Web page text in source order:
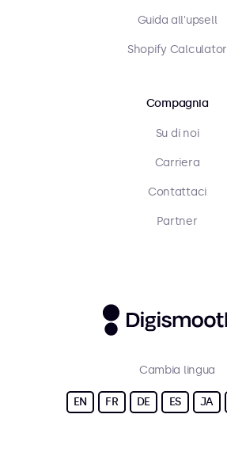
Guida all'upsell
Shopify Calculator
Compagnia
Su di noi
Carriera
Contattaci
Partner
Cambia lingua
EN FR DE ES JA